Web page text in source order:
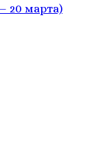
20 марта)